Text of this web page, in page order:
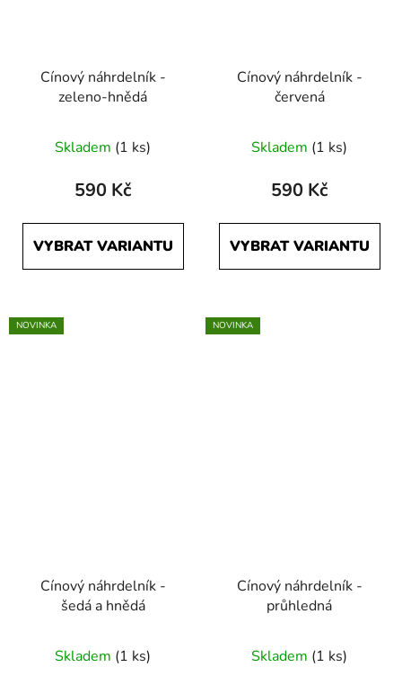
Cínový náhrdelník -
zeleno-hnědá
Skladem (1 ks)
590 Kč
VYBRAT VARIANTU
Cínový náhrdelník -
červená
Skladem (1 ks)
590 Kč
VYBRAT VARIANTU
NOVINKA
Cínový náhrdelník -
šedá a hnědá
Skladem (1 ks)
NOVINKA
Cínový náhrdelník -
průhledná
Skladem (1 ks)